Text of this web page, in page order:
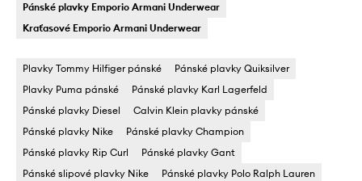
Pánské plavky Emporio Armani Underwear
Kraťasové Emporio Armani Underwear
Plavky Tommy Hilfiger pánské
Pánské plavky Quiksilver
Plavky Puma pánské
Pánské plavky Karl Lagerfeld
Pánské plavky Diesel
Calvin Klein plavky pánské
Pánské plavky Nike
Pánské plavky Champion
Pánské plavky Rip Curl
Pánské plavky Gant
Pánské slipové plavky Nike
Pánské plavky Polo Ralph Lauren